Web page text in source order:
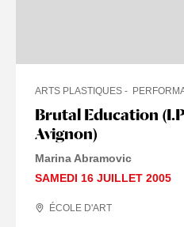
Brutal Education
Avignon)
ARTS PLASTIQUES
Marina Abramovic
SAMEDI 16 JUILLET 2005
ÉCOLE D'ART